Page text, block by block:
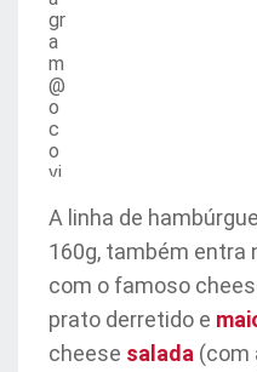
gr
a
m
@
o
c
o
vi
lz
A linha de
160g, também entra
com o famoso
prato derretido e
cheese salada (com